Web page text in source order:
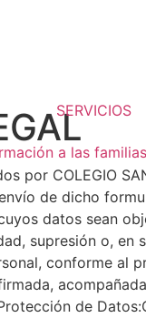
SERVICIOS
a las familias
por COLEGIO
de dicho
datos sean
supresión o, en
conforme al
de